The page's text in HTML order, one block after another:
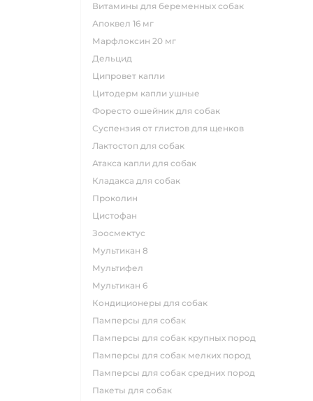
витамины для беременных собак
апоквел 16 мг
марфлоксин 20 мг
дельцид
ципровет капли
цитодерм капли ушные
форесто ошейник для собак
суспензия от глистов для щенков
лактостоп для собак
атакса капли для собак
кладакса для собак
проколин
цистофан
зоосмектус
мультикан 8
мультифел
мультикан 6
кондиционеры для собак
памперсы для собак
памперсы для собак крупных пород
памперсы для собак мелких пород
памперсы для собак средних пород
пакеты для собак